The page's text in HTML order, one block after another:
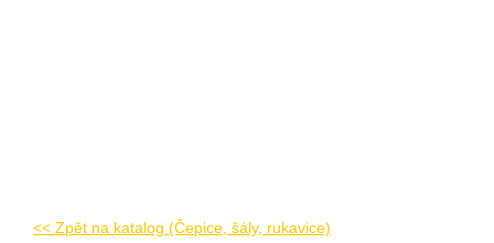
<< Zpět na katalog (Čepice, šály, rukavice)